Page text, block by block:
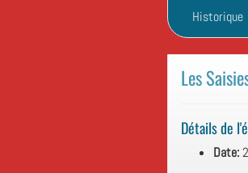
Historique
Les
Détails de
Date: